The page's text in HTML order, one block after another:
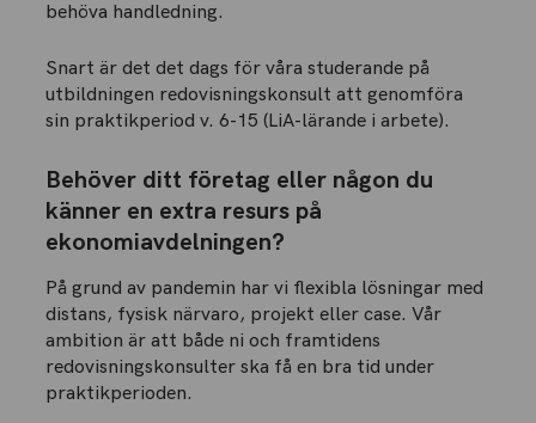
behöva handledning.
Snart är det det dags för våra studerande på
utbildningen redovisningskonsult att genomföra
sin praktikperiod v. 6-15 (LiA-lärande i arbete).
Behöver ditt företag eller någon du
känner en extra resurs på
ekonomiavdelningen?
På grund av pandemin har vi flexibla lösningar med
distans, fysisk närvaro, projekt eller case. Vår
ambition är att både ni och framtidens
redovisningskonsulter ska få en bra tid under
praktikperioden.